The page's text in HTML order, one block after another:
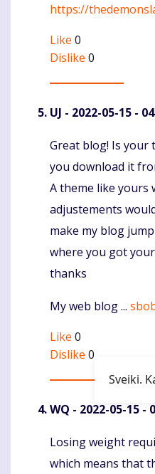
https://
Like 0
Dislike 0
UJ - 2022-05-15 -
Komentaras
Great blog! Is your
you download it
A theme like yours
adjustements
make my blog
where you got
thanks
My web blog ...
Like 0
Dislike 0
WQ - 2022-05-15 -
Komentaras
Losing weight
which means that
Sveiki.